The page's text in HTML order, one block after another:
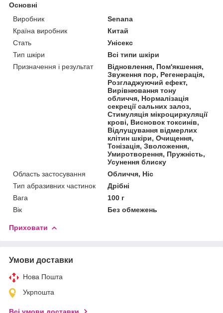
Основні
Виробник
Senana
Країна виробник
Китай
Стать
Унісекс
Тип шкіри
Всі типи шкіри
Призначення і результат
Відновлення, Пом'якшення,
Звуження пор, Регенерація,
Розгладжуючий ефект,
Вирівнювання тону
обличчя, Нормалізація
секреції сальних залоз,
Стимуляція мікроциркуляції
крові, Висновок токсинів,
Відлущування відмерлих
клітин шкіри, Очищення,
Тонізація, Зволоження,
Умиротворення, Пружність,
Усунення блиску
Область застосування
Обличчя, Ніс
Тип абразивних частинок
Дрібні
Вага
100 г
Вік
Без обмежень
Приховати
Умови доставки
Нова Пошта
Укрпошта
Всі умови доставки